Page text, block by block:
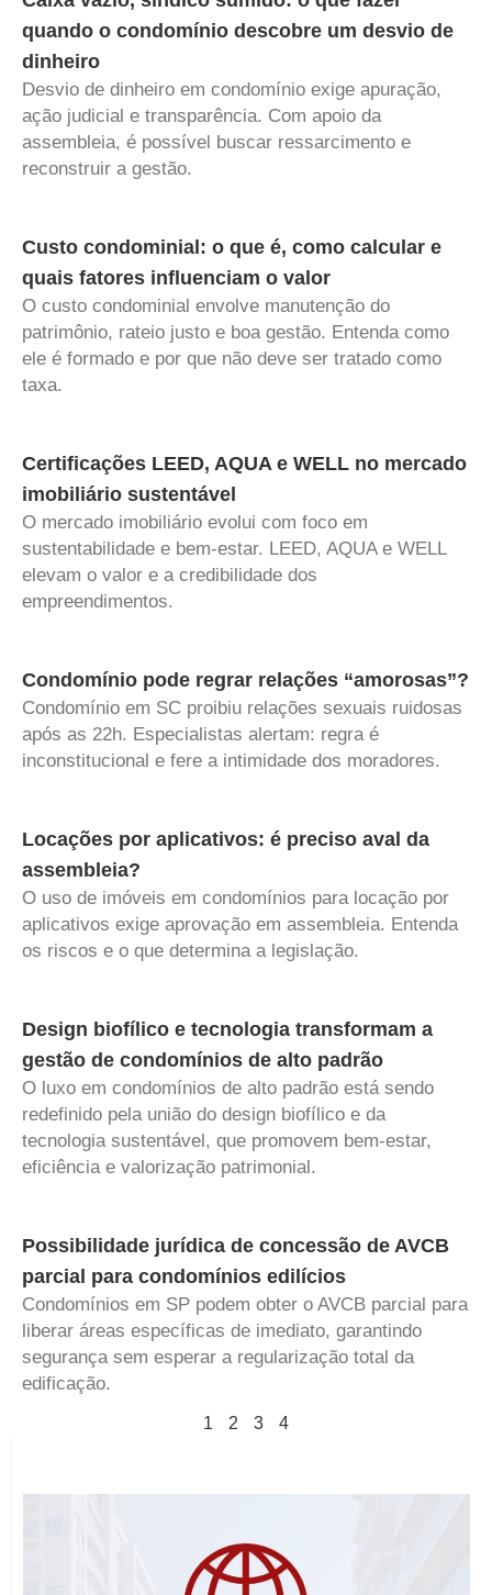
quando o condomínio descobre um desvio de
dinheiro
Desvio de dinheiro em condomínio exige apuração,
ação judicial e transparência. Com apoio da
assembleia, é possível buscar ressarcimento e
reconstruir a gestão.
Custo condominial: o que é, como calcular e
quais fatores influenciam o valor
O custo condominial envolve manutenção do
patrimônio, rateio justo e boa gestão. Entenda como
ele é formado e por que não deve ser tratado como
taxa.
Certificações LEED, AQUA e WELL no mercado
imobiliário sustentável
O mercado imobiliário evolui com foco em
sustentabilidade e bem-estar. LEED, AQUA e WELL
elevam o valor e a credibilidade dos
empreendimentos.
Condomínio pode regrar relações “amorosas”?
Condomínio em SC proibiu relações sexuais ruidosas
após as 22h. Especialistas alertam: regra é
inconstitucional e fere a intimidade dos moradores.
Locações por aplicativos: é preciso aval da
assembleia?
O uso de imóveis em condomínios para locação por
aplicativos exige aprovação em assembleia. Entenda
os riscos e o que determina a legislação.
Design biofílico e tecnologia transformam a
gestão de condomínios de alto padrão
O luxo em condomínios de alto padrão está sendo
redefinido pela união do design biofílico e da
tecnologia sustentável, que promovem bem-estar,
eficiência e valorização patrimonial.
Possibilidade jurídica de concessão de AVCB
parcial para condomínios edilícios
Condomínios em SP podem obter o AVCB parcial para
liberar áreas específicas de imediato, garantindo
segurança sem esperar a regularização total da
edificação.
1 2 3 4